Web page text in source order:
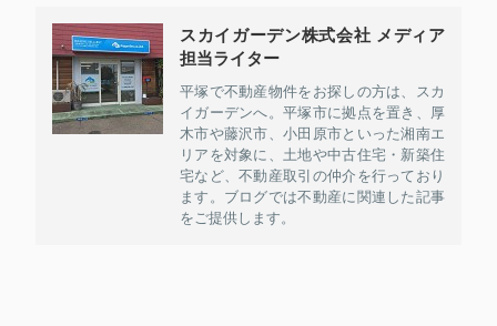
スカイガーデン株式会社 メディア
担当ライター
平塚で不動産物件をお探しの方は、スカ
イガーデンへ。平塚市に拠点を置き、厚
木市や藤沢市、小田原市といった湘南エ
リアを対象に、土地や中古住宅・新築住
宅など、不動産取引の仲介を行っており
ます。ブログでは不動産に関連した記事
をご提供します。